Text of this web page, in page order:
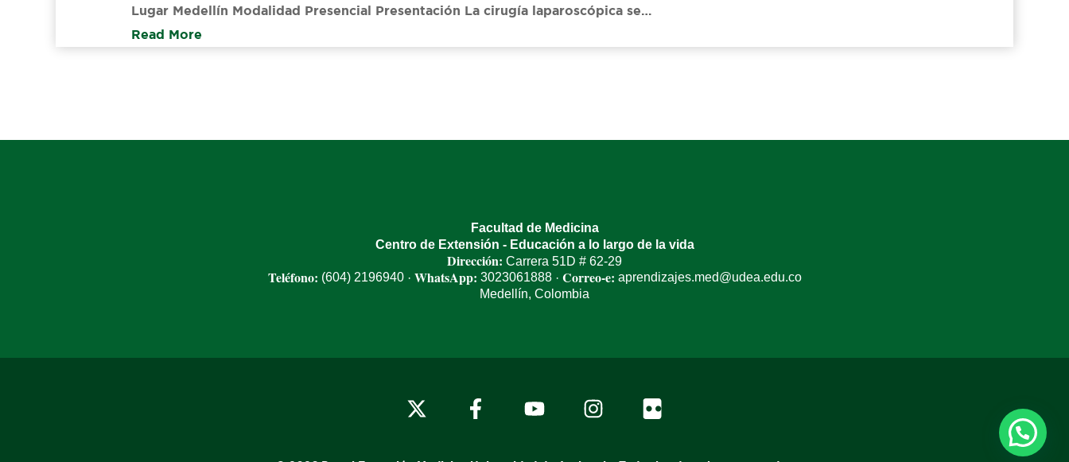
Lugar Medellín Modalidad Presencial Presentación La cirugía laparoscópica se…
Read More
Facultad de Medicina
Centro de Extensión - Educación a lo largo de la vida
Dirección: Carrera 51D # 62-29
Teléfono: (604) 2196940· WhatsApp: 3023061888· Correo-e: aprendizajes.med@udea.edu.co
Medellín, Colombia
x-
facebook instagram flickr